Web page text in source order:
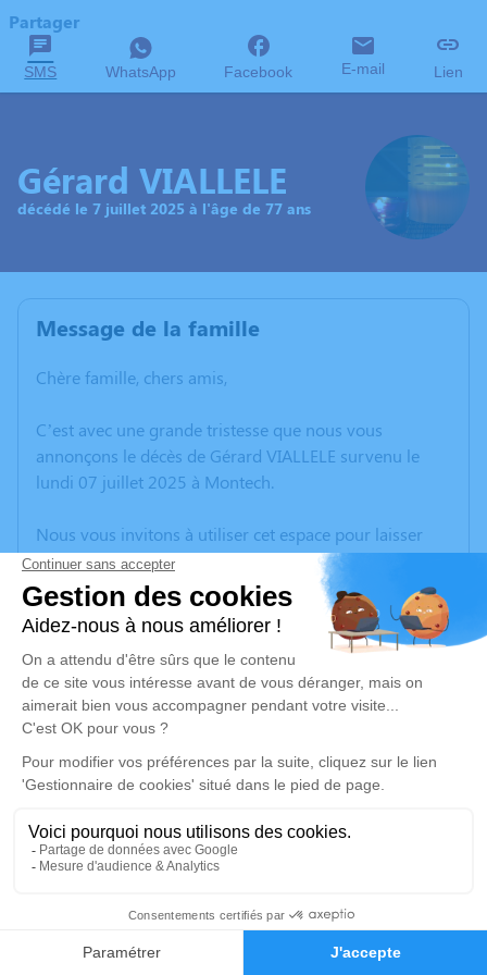
Faire-part Hommages
Partager
SMS WhatsApp Facebook E-mail Lien
Gérard VIALLELE
décédé le 7 juillet 2025 à l'âge de 77 ans
Message de la famille
Chère famille, chers amis,
C’est avec une grande tristesse que nous vous
annonçons le décès de Gérard VIALLELE survenu le
lundi 07 juillet 2025 à Montech.
Nous vous invitons à utiliser cet espace pour laisser
vos condoléances, partager des photos souvenirs, une
anecdote ou exprimer vos pensées à travers des
poèmes ou des textes. Cet endroit est un lieu
d'expression dédié à honorer la mémoire de Gérard
VIALLELE.
Un service de plantation d’arbre hommage est
disponible ici.
Je rends hommage
Cérémonie religieuse
Je rends hommage